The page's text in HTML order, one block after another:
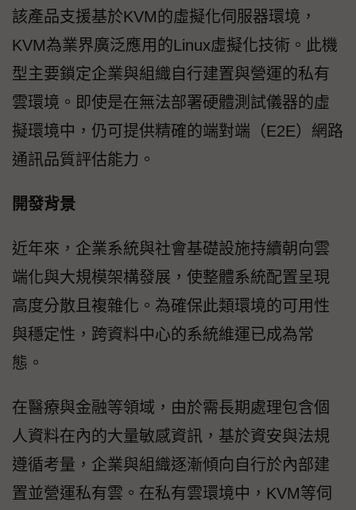
該產品支援基於KVM的虛擬化伺服器環境，
KVM為業界廣泛應用的Linux虛擬化技術。此機
型主要鎖定企業與組織自行建置與營運的私有
雲環境。即使是在無法部署硬體測試儀器的虛
擬環境中，仍可提供精確的端對端（E2E）網路
通訊品質評估能力。
開發背景
近年來，企業系統與社會基礎設施持續朝向雲
端化與大規模架構發展，使整體系統配置呈現
高度分散且複雜化。為確保此類環境的可用性
與穩定性，跨資料中心的系統維運已成為常
態。
在醫療與金融等領域，由於需長期處理包含個
人資料在內的大量敏感資訊，基於資安與法規
遵循考量，企業與組織逐漸傾向自行於內部建
置並營運私有雲。在私有雲環境中，KVM等伺